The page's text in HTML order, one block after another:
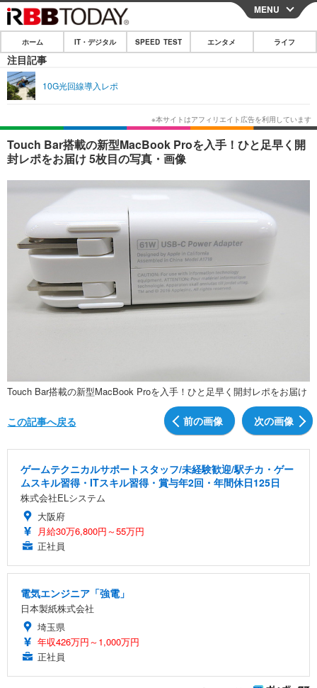
CLOSE
ホーム
IT・デジタル
ネタ ガジェット・ツール
ショッピング
エンタメTOP
韓流・K-POP 韓国・芸能
音楽 スポーツ
グラビア ブログ
その他
ライフ
ライフTOP グルメ
ペット ショッピング
その他
リリース一覧
プッシュ通知の停止方法
MENU
ホーム IT・デジタル SPEED TEST エンタメ ライフ
注目記事
10G光回線導入レポ
Touch Bar搭載の新型MacBook Proを入手！ひと足早く開
封レポをお届け 5枚目の写真・画像
Touch Bar搭載の新型MacBook Proを入手！ひと足早く開封レポをお届け
前の画像 次の画像
この記事へ戻る
ゲームテクニカルサポートスタッフ/未経験歓迎/駅チカ・ゲー
ムスキル習得・ITスキル習得・賞与年2回・年間休日125日
株式会社ELシステム
大阪府
月給30万6,800円～55万円
正社員
電気エンジニア「強電」
日本製紙株式会社
埼玉県
年収426万円～1,000万円
正社員